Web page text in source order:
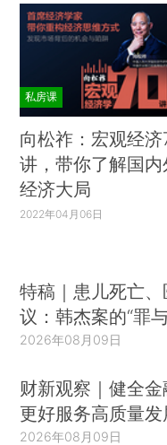
私房课
向松祚：宏观经济
讲，带你了解国内
经济大局
2022年04月06日
特稿｜患儿死亡
议：韩杰案的“罪
2026年08月09日
财新观察｜健全
更好服务高质量发
2026年08月09日